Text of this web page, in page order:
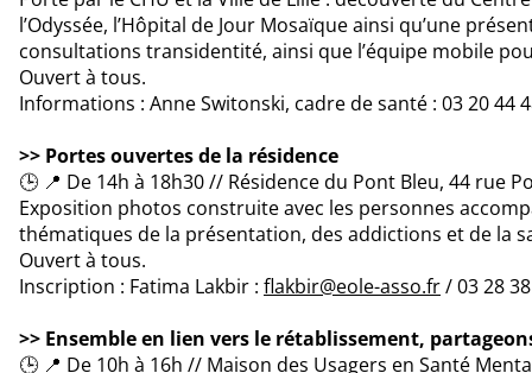
l’Odyssée, l’Hôpital de Jour Mosaïque ainsi qu’une
consultations transidentité, ainsi que l’équipe mobile
Ouvert à tous.
Informations : Anne Switonski, cadre de santé : 03 20 44
>> Portes ouvertes de la résidence
🕒 📍 De 14h à 18h30 // Résidence du Pont Bleu, 44 rue
Exposition photos construite avec les personnes
thématiques de la présentation, des addictions et de la
Ouvert à tous.
Inscription : Fatima Lakbir : flakbir@eole-asso.fr/ 03 28
>> Ensemble en lien vers le rétablissement,
🕒 📍 De 10h à 16h // Maison des Usagers en Santé